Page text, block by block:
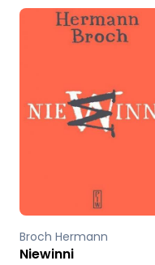
Amelina Wiktoria
Dom dla Doma